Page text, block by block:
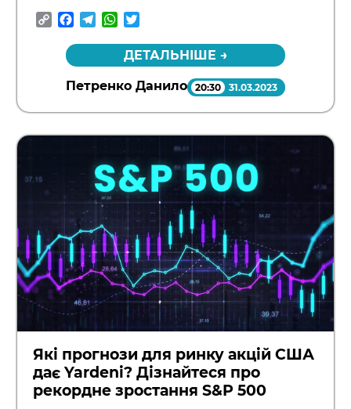
CopyFacebook
TelegramWhatsApp
ДЕТАЛЬНІШЕ →
Петренко Данило 20:30 31.03.2023
Які прогнози для ринку акцій США
дає Yardeni? Дізнайтеся про
рекордне зростання S&P 500